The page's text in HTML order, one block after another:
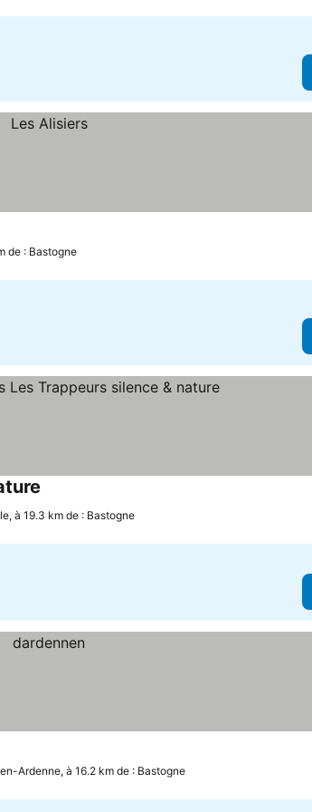
de : Bastogne
à 19.3 km de : Bastogne
Ardenne, à 16.2 km de : Bastogne